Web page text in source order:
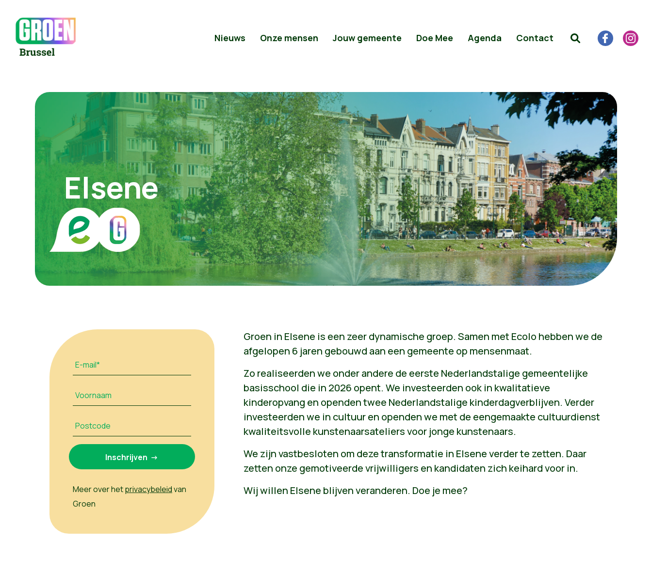
Nieuws Onze mensen Jouw gemeente Doe Mee Agenda Contact
Elsene
E-mail*
Voornaam
Postcode
Meer over hetprivacybeleidvan
Groen
Groen in Elsene is een zeer dynamische groep. Samen met Ecolo hebben we de
afgelopen 6 jaren gebouwd aan een gemeente op mensenmaat.
Zo realiseerden we onder andere de eerste Nederlandstalige gemeentelijke
basisschool die in 2026 opent. We investeerden ook in kwalitatieve
kinderopvang en openden twee Nederlandstalige kinderdagverblijven. Verder
investeerden we in cultuur en openden we met de eengemaakte cultuurdienst
kwaliteitsvolle kunstenaarsateliers voor jonge kunstenaars.
We zijn vastbesloten om deze transformatie in Elsene verder te zetten. Daar
zetten onze gemotiveerde vrijwilligers en kandidaten zich keihard voor in.
Wij willen Elsene blijven veranderen. Doe je mee?